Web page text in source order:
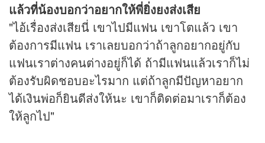
แล้วที่น้องบอกว่าอยากให้พี่ยิ่งยงส่งเสีย
"ไอ้เรื่องส่งเสียนี่ เขาไปมีแฟน เขาโตแล้ว เขา
ต้องการมีแฟน เราเลยบอกว่าถ้าลูกอยากอยู่กับ
แฟนเราต่างคนต่างอยู่ก็ได้ ถ้ามีแฟนแล้วเราก็ไม่
ต้องรับผิดชอบอะไรมาก แต่ถ้าลูกมีปัญหาอยาก
ได้เงินพ่อก็ยินดีส่งให้นะ เขาก็ติดต่อมาเราก็ต้อง
ให้ลูกไป"